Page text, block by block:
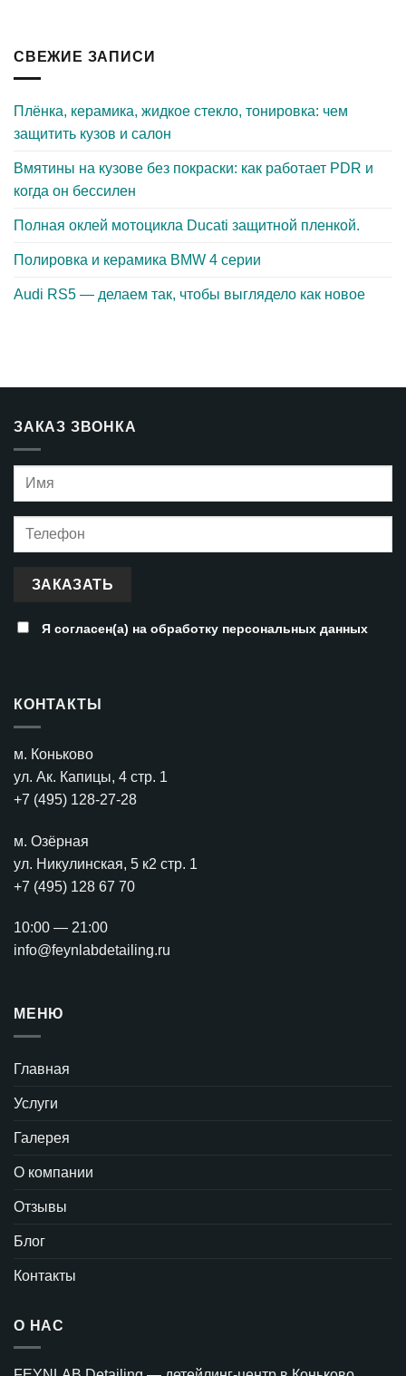
СВЕЖИЕ ЗАПИСИ
Плёнка, керамика, жидкое стекло, тонировка: чем
защитить кузов и салон
Вмятины на кузове без покраски: как работает PDR и
когда он бессилен
Полная оклей мотоцикла Ducati защитной пленкой.
Полировка и керамика BMW 4 серии
Audi RS5 — делаем так, чтобы выглядело как новое
ЗАКАЗ ЗВОНКА
Я согласен(а) на обработку персональных данных
КОНТАКТЫ
м. Коньково
ул. Ак. Капицы, 4 стр. 1
+7 (495) 128-27-28
м. Озёрная
ул. Никулинская, 5 к2 стр. 1
+7 (495) 128 67 70
10:00 — 21:00
info@feynlabdetailing.ru
МЕНЮ
Главная
Услуги
Галерея
О компании
Отзывы
Блог
Контакты
О НАС